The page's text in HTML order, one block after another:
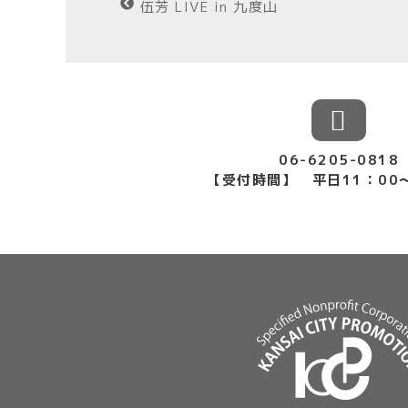
伍芳 LIVE in 九度山
06-6205-0818
【受付時間】 平日11：00